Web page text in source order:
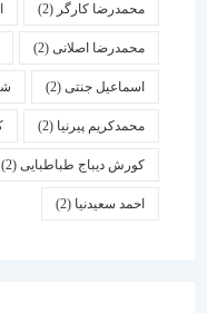
محمدرضا کارگر(2) ابراهیم
محمدرضا اصلانی(2) جواد
اسماعیل جنتی(2) شهریار
محمدکریم پیرنیا (2) کامران
کورش دیباج طباطبایی(2)
احمد سعیدنیا (2)